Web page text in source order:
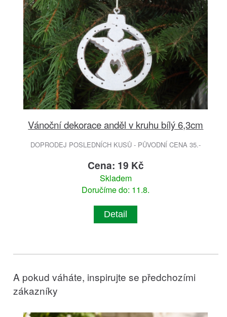
Vánoční dekorace anděl v kruhu bílý 6,3cm
DOPRODEJ POSLEDNÍCH KUSŮ - PŮVODNÍ CENA 35.-
Cena: 19 Kč
Skladem
Doručíme do: 11.8.
Detail
A pokud váháte, inspirujte se předchozími
zákazníky